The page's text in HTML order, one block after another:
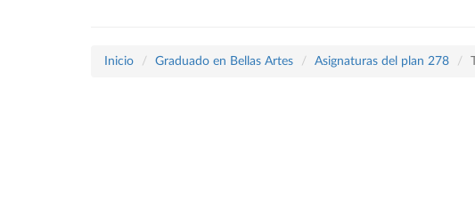
Inicio Graduado en Bellas Artes Asignaturas del plan 278